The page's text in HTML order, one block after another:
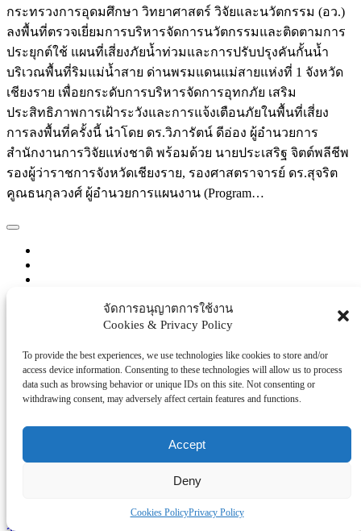
จัดการอนุญาตการใช้งาน
Cookies & Privacy Policy
To provide the best experiences, we use technologies like cookies to store and/or
access device information. Consenting to these technologies will allow us to process
data such as browsing behavior or unique IDs on this site. Not consenting or
withdrawing consent, may adversely affect certain features and functions.
Accept
Deny
Cookies PolicyPrivacy Policy
กระทรวงการอุดมศึกษา วิทยาศาสตร์ วิจัยและนวัตกรรม (อว.)
ลงพื้นที่ตรวจเยี่ยมการบริหารจัดการนวัตกรรมและติดตามการ
ประยุกต์ใช้ แผนที่เสี่ยงภัยน้ำท่วมและการปรับปรุงคันกั้นน้ำ
บริเวณพื้นที่ริมแม่น้ำสาย ด่านพรมแดนแม่สายแห่งที่ 1 จังหวัด
เชียงราย เพื่อยกระดับการบริหารจัดการอุทกภัย เสริม
ประสิทธิภาพการเฝ้าระวังและการแจ้งเตือนภัยในพื้นที่เสี่ยง
การลงพื้นที่ครั้งนี้ นำโดย ดร.วิภารัตน์ ดีอ่อง ผู้อำนวยการ
สำนักงานการวิจัยแห่งชาติ พร้อมด้วย นายประเสริฐ จิตต์พลีชีพ
รองผู้ว่าราชการจังหวัดเชียงราย, รองศาสตราจารย์ ดร.สุจริต
คูณธนกุลวงศ์ ผู้อำนวยการแผนงาน (Program…
Continue reading
ภาครัฐ/ราชการ